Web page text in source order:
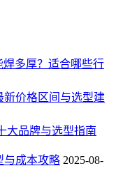
焊多厚？适合哪些行
新价格区间与选型建
大品牌与选型指南
与成本攻略 2025-08-